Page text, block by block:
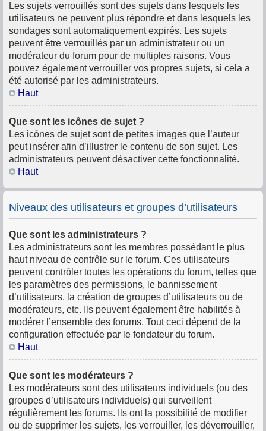
Les sujets verrouillés sont des sujets dans lesquels les
utilisateurs ne peuvent plus répondre et dans lesquels les
sondages sont automatiquement expirés. Les sujets
peuvent être verrouillés par un administrateur ou un
modérateur du forum pour de multiples raisons. Vous
pouvez également verrouiller vos propres sujets, si cela a
été autorisé par les administrateurs.
Haut
Que sont les icônes de sujet ?
Les icônes de sujet sont de petites images que l’auteur
peut insérer afin d’illustrer le contenu de son sujet. Les
administrateurs peuvent désactiver cette fonctionnalité.
Haut
Niveaux des utilisateurs et groupes d’utilisateurs
Que sont les administrateurs ?
Les administrateurs sont les membres possédant le plus
haut niveau de contrôle sur le forum. Ces utilisateurs
peuvent contrôler toutes les opérations du forum, telles que
les paramètres des permissions, le bannissement
d’utilisateurs, la création de groupes d’utilisateurs ou de
modérateurs, etc. Ils peuvent également être habilités à
modérer l’ensemble des forums. Tout ceci dépend de la
configuration effectuée par le fondateur du forum.
Haut
Que sont les modérateurs ?
Les modérateurs sont des utilisateurs individuels (ou des
groupes d’utilisateurs individuels) qui surveillent
régulièrement les forums. Ils ont la possibilité de modifier
ou de supprimer les sujets, les verrouiller, les déverrouiller,